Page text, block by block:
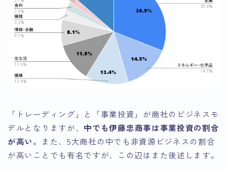
「トレーディング」と「事業投資」が商社のビジネスモ
デルとなりますが、 中でも伊藤忠商事は事業投資の割合
が高い。
また、5大商社の中でも非資源ビジネスの割合
が高いことでも有名ですが、この辺はまた後述します。